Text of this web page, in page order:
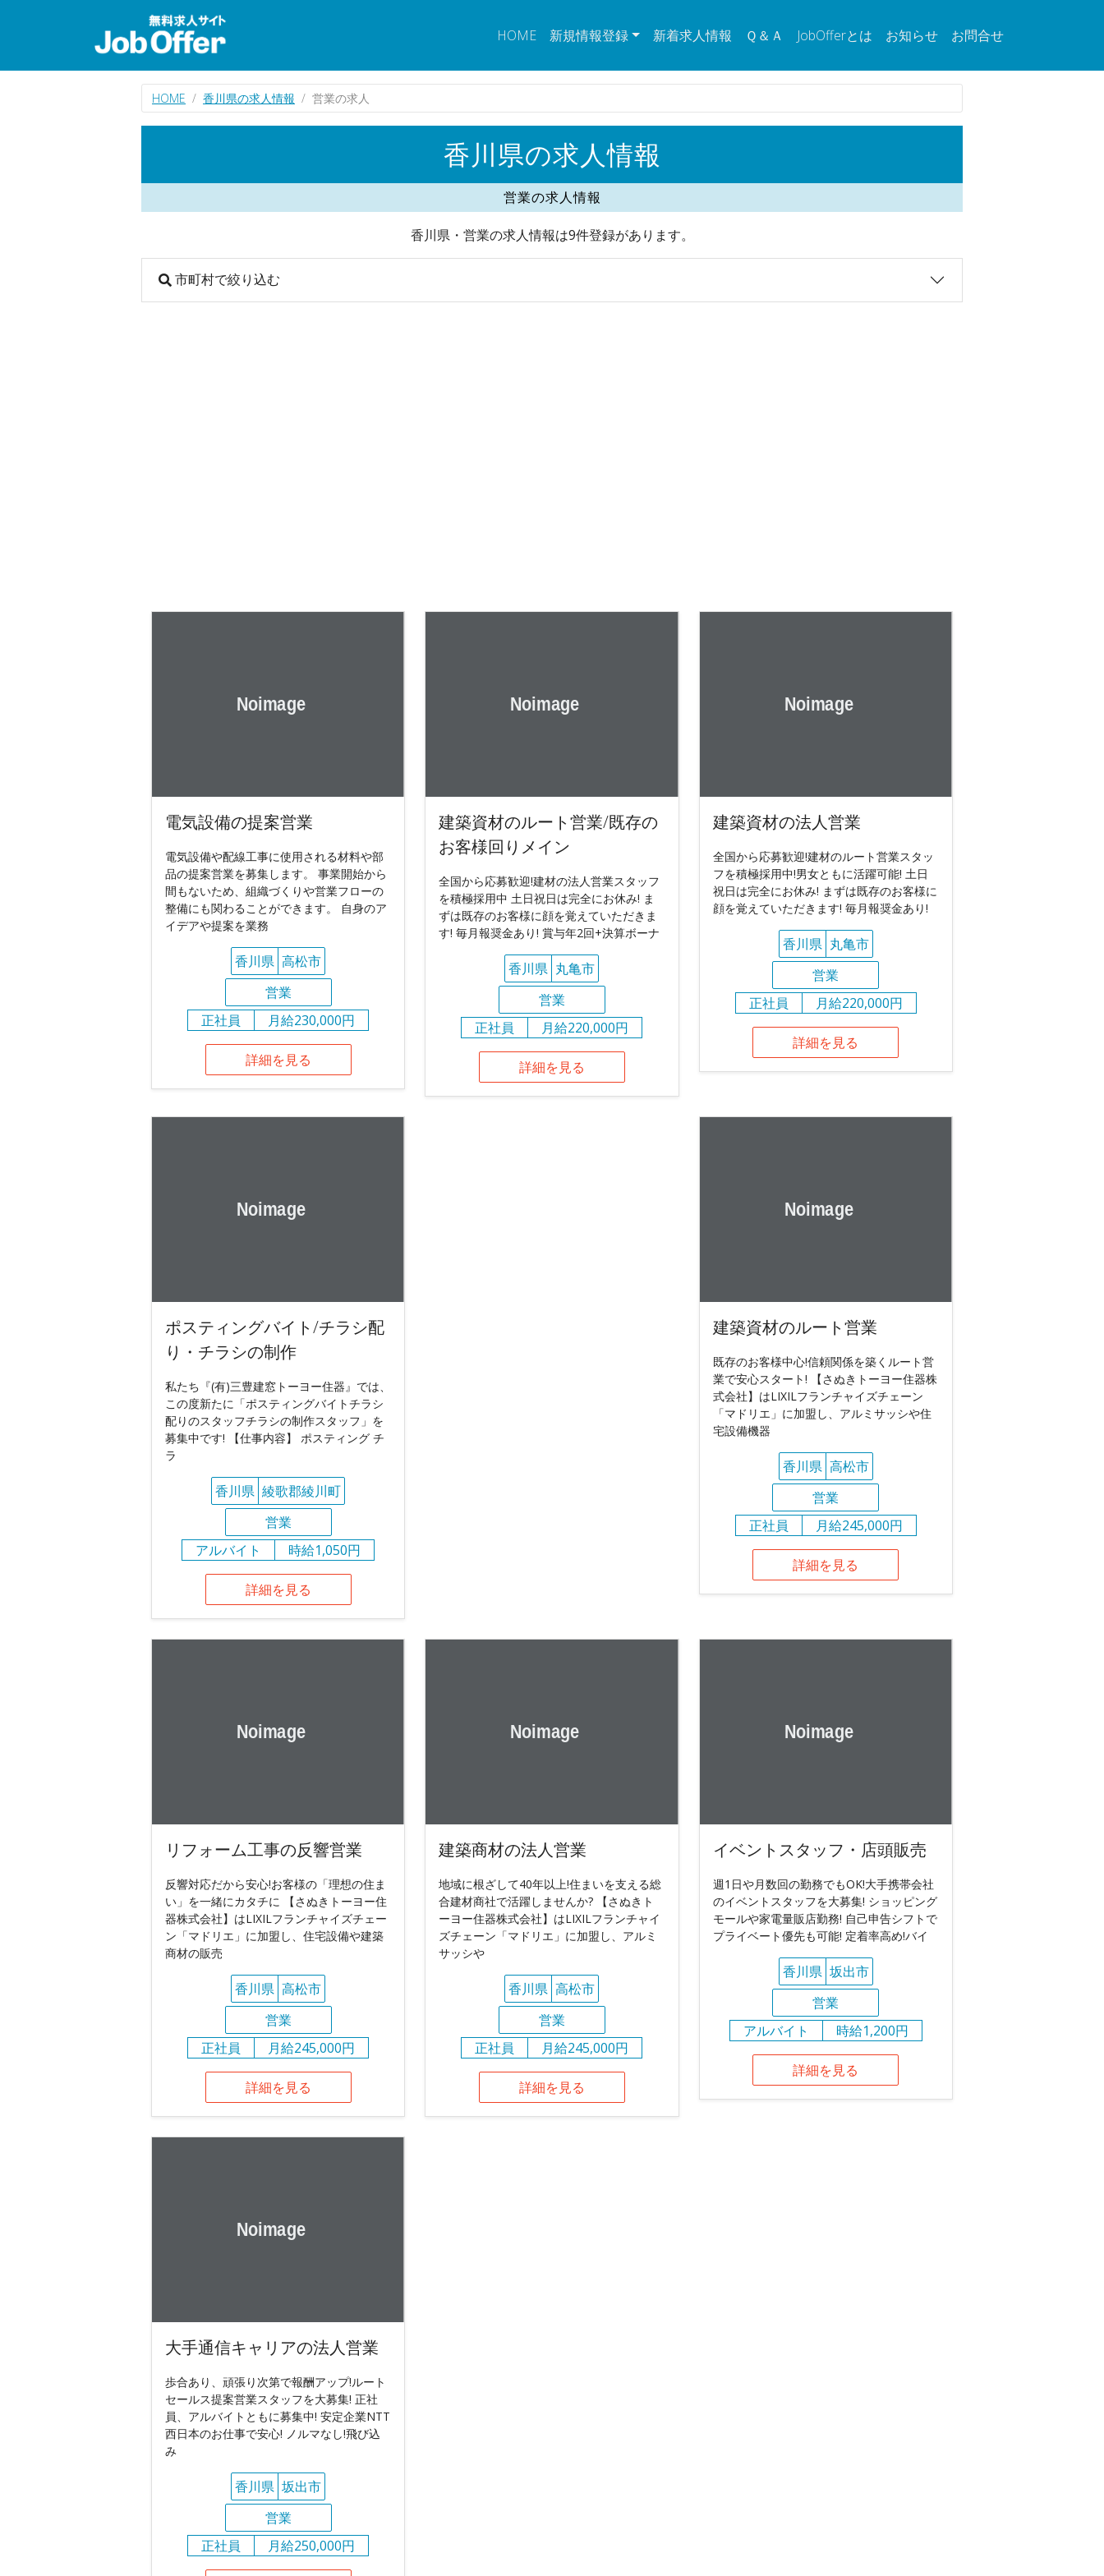
HOME 新規情報登録 新着求人情報 Ｑ＆Ａ JobOfferとは お知らせ お問合せ
HOME 香川県の求人情報 営業の求人
香川県の求人情報
営業の求人情報
香川県・営業の求人情報は9件登録があります。
市町村で絞り込む
電気設備の提案営業
電気設備や配線工事に使用される材料や部
品の提案営業を募集します。 事業開始から
間もないため、組織づくりや営業フローの
整備にも関わることができます。 自身のア
イデアや提案を業務
香川県 高松市
営業
正社員
月給230,000円
詳細を見る
建築資材のルート営業/既存の
お客様回りメイン
全国から応募歓迎!建材の法人営業スタッフ
を積極採用中 土日祝日は完全にお休み! ま
ずは既存のお客様に顔を覚えていただきま
す! 毎月報奨金あり! 賞与年2回+決算ボーナ
香川県 丸亀市
営業
正社員
月給220,000円
詳細を見る
建築資材の法人営業
全国から応募歓迎!建材のルート営業スタッ
フを積極採用中!男女ともに活躍可能! 土日
祝日は完全にお休み! まずは既存のお客様に
顔を覚えていただきます! 毎月報奨金あり!
香川県 丸亀市
営業
正社員
月給220,000円
詳細を見る
ポスティングバイト/チラシ配
り・チラシの制作
私たち『(有)三豊建窓トーヨー住器』では、
この度新たに「ポスティングバイトチラシ
配りのスタッフチラシの制作スタッフ」を
募集中です! 【仕事内容】 ポスティング チ
ラ
香川県 綾歌郡綾川町
営業
アルバイト
時給1,050円
詳細を見る
建築資材のルート営業
既存のお客様中心!信頼関係を築くルート営
業で安心スタート! 【さぬきトーヨー住器株
式会社】はLIXILフランチャイズチェーン
「マドリエ」に加盟し、アルミサッシや住
宅設備機器
香川県 高松市
営業
正社員
月給245,000円
詳細を見る
リフォーム工事の反響営業
反響対応だから安心!お客様の「理想の住ま
い」を一緒にカタチに 【さぬきトーヨー住
器株式会社】はLIXILフランチャイズチェー
ン「マドリエ」に加盟し、住宅設備や建築
商材の販売
香川県 高松市
営業
正社員
月給245,000円
詳細を見る
建築商材の法人営業
地域に根ざして40年以上!住まいを支える総
合建材商社で活躍しませんか? 【さぬきト
ーヨー住器株式会社】はLIXILフランチャイ
ズチェーン「マドリエ」に加盟し、アルミ
サッシや
香川県 高松市
営業
正社員
月給245,000円
詳細を見る
イベントスタッフ・店頭販売
週1日や月数回の勤務でもOK!大手携帯会社
のイベントスタッフを大募集! ショッピング
モールや家電量販店勤務! 自己申告シフトで
プライベート優先も可能! 定着率高め!バイ
香川県 坂出市
営業
アルバイト
時給1,200円
詳細を見る
大手通信キャリアの法人営業
歩合あり、頑張り次第で報酬アップ!ルート
セールス提案営業スタッフを大募集! 正社
員、アルバイトともに募集中! 安定企業NTT
西日本のお仕事で安心! ノルマなし!飛び込
み
香川県 坂出市
営業
正社員
月給250,000円